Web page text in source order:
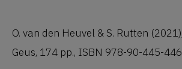
O. van den Heuvel & S. Rutten
Geus, 174 pp., ISBN 978-90-445-